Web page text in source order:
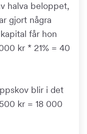
halva beloppet,
gjort några
får hon
kr * 21% = 40
blir i det
kr = 18 000